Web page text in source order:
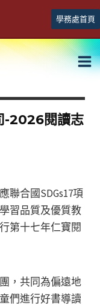
學務處首頁
-2026閱讀志
聯合國SDGs17項
習品質及優質教
第十七年仁寶閱
，共同為偏遠地
們進行好書導讀